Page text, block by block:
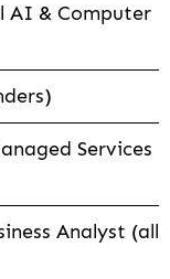
AI & Computer
Services
Analyst (all